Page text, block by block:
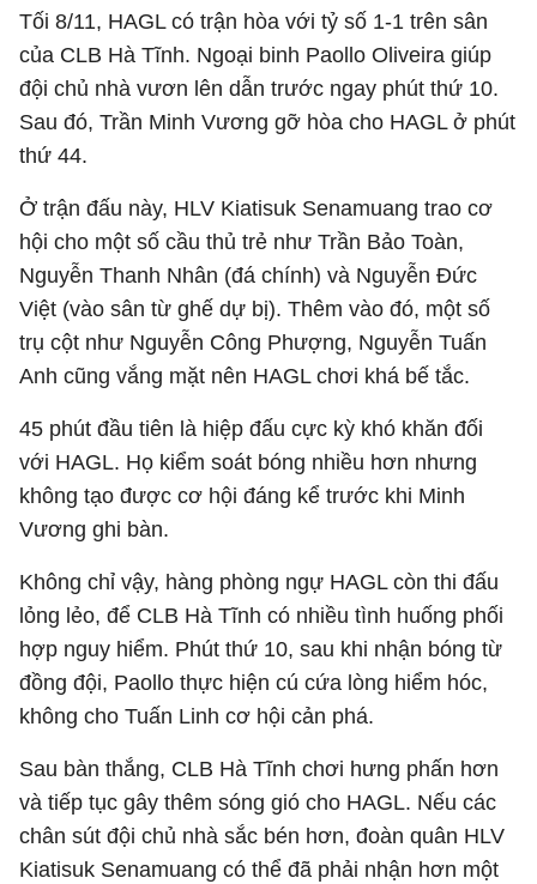
Tối 8/11, HAGL có trận hòa với tỷ số 1-1 trên sân
của CLB Hà Tĩnh. Ngoại binh Paollo Oliveira giúp
đội chủ nhà vươn lên dẫn trước ngay phút thứ 10.
Sau đó, Trần Minh Vương gỡ hòa cho HAGL ở phút
thứ 44.
Ở trận đấu này, HLV Kiatisuk Senamuang trao cơ
hội cho một số cầu thủ trẻ như Trần Bảo Toàn,
Nguyễn Thanh Nhân (đá chính) và Nguyễn Đức
Việt (vào sân từ ghế dự bị). Thêm vào đó, một số
trụ cột như Nguyễn Công Phượng, Nguyễn Tuấn
Anh cũng vắng mặt nên HAGL chơi khá bế tắc.
45 phút đầu tiên là hiệp đấu cực kỳ khó khăn đối
với HAGL. Họ kiểm soát bóng nhiều hơn nhưng
không tạo được cơ hội đáng kể trước khi Minh
Vương ghi bàn.
Không chỉ vậy, hàng phòng ngự HAGL còn thi đấu
lỏng lẻo, để CLB Hà Tĩnh có nhiều tình huống phối
hợp nguy hiểm. Phút thứ 10, sau khi nhận bóng từ
đồng đội, Paollo thực hiện cú cứa lòng hiểm hóc,
không cho Tuấn Linh cơ hội cản phá.
Sau bàn thắng, CLB Hà Tĩnh chơi hưng phấn hơn
và tiếp tục gây thêm sóng gió cho HAGL. Nếu các
chân sút đội chủ nhà sắc bén hơn, đoàn quân HLV
Kiatisuk Senamuang có thể đã phải nhận hơn một